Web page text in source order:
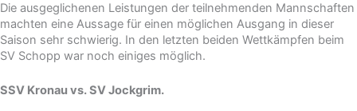
Die ausgeglichenen Leistungen der teilnehmenden Mannschaften
machten eine Aussage für einen möglichen Ausgang in dieser
Saison sehr schwierig. In den letzten beiden Wettkämpfen beim
SV Schopp war noch einiges möglich.
SSV Kronau vs. SV Jockgrim.